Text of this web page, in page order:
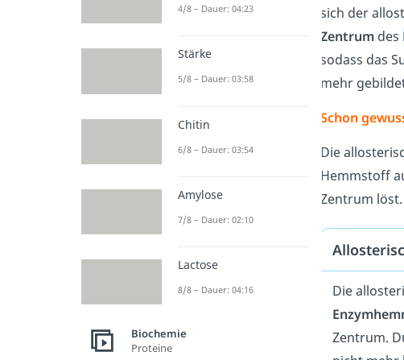
sich der
Zentrum des
sodass das
mehr
Schon
Die
Hemmstoff
Zentrum löst.
Die
Zentrum.
4/8 – Dauer: 04:23
Stärke
5/8 – Dauer: 03:58
Chitin
6/8 – Dauer: 03:54
Amylose
7/8 – Dauer: 02:10
Lactose
8/8 – Dauer: 04:16
Biochemie
Proteine